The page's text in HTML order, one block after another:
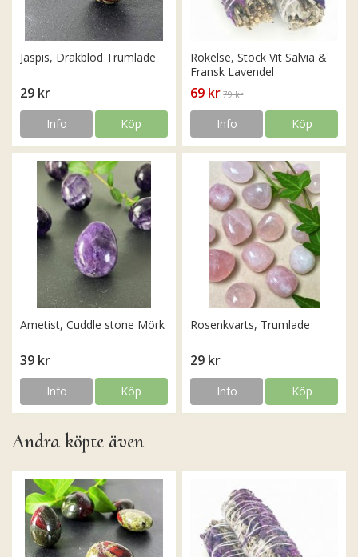
Jaspis, Drakblod Trumlade
29 kr
Info Köp
Rökelse, Stock Vit Salvia &
Fransk Lavendel
69 kr 79 kr
Info Köp
Ametist, Cuddle stone Mörk
39 kr
Info Köp
Rosenkvarts, Trumlade
29 kr
Info Köp
Andra köpte även